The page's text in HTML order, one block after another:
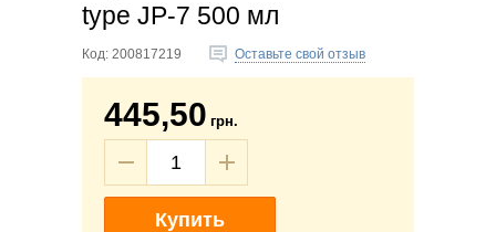
type JP-7 500 мл
Код: 200817219 Оставьте свой отзыв
445,50 грн.
Купить